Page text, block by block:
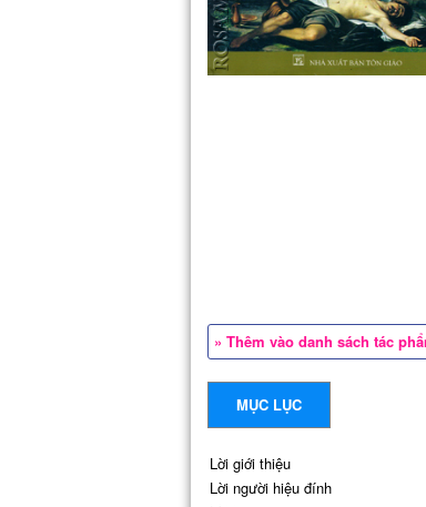
» Thêm vào danh sách tác
MỤC LỤC
Lời giới thiệu
Lời người hiệu đính